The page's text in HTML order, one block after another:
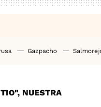
Gazpacho
NUESTRA